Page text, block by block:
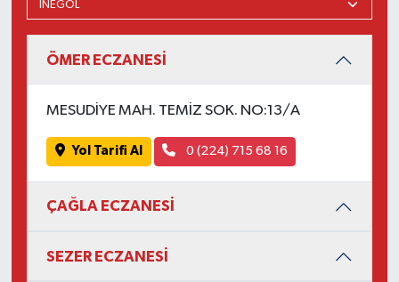
ÖMER ECZANESİ
MESUDİYE MAH. TEMİZ SOK. NO:13/A
Yol Tarifi Al 0 (224) 715 68 16
ÇAĞLA ECZANESİ
SEZER ECZANESİ